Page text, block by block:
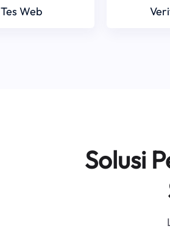
Tes Web
Solusi